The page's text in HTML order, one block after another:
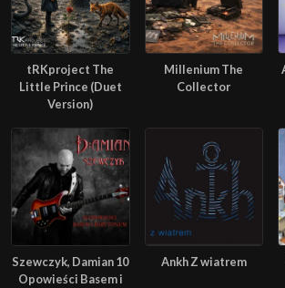
tRKproject The
Little Prince (Duet
Version)
Millenium The
Collector
Szewczyk, Damian 10
Opowieści Basem i
Ankh Z wiatrem